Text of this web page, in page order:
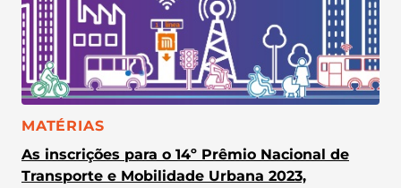
CATEGORIA:
MATÉRIAS
As inscrições para o 14º Prêmio Nacional de
Transporte e Mobilidade Urbana 2023,